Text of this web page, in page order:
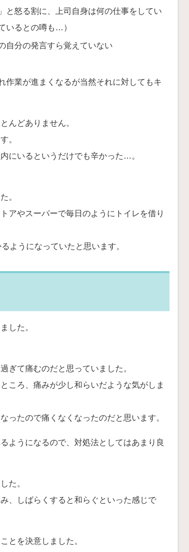
と怒る割に、上司自身は何の仕事をしてい
いるとの噂も…）
自分の発言すら覚えていない
作業が進まくなるが当然それに対してもキ
んどありません。
。
にいるというだけでも辛かった…。
。
アやスーパーで毎日のようにトイレを借り
ようになっていたと思います。
した。
ぎて痛むのだと思っていました。
ころ、痛みが少し和らいだような気がしま
ったので痛くなくなったのだと思います。
ようになるので、対処法としてはあまり良
た。
、しばらくすると和らぐといった感じで
とを決意しました。